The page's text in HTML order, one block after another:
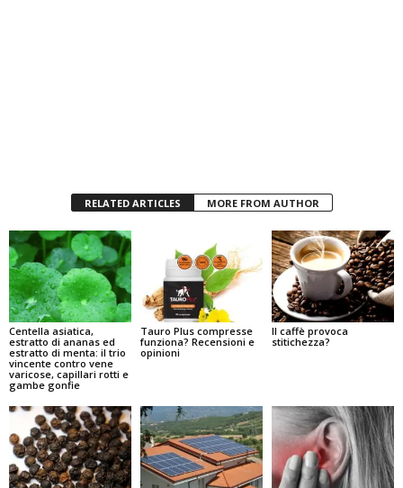
RELATED ARTICLES MORE FROM AUTHOR
Centella asiatica,
estratto di ananas ed
estratto di menta: il trio
vincente contro vene
varicose, capillari rotti e
gambe gonfie
Tauro Plus compresse
funziona? Recensioni e
opinioni
Il caffè provoca
stitichezza?